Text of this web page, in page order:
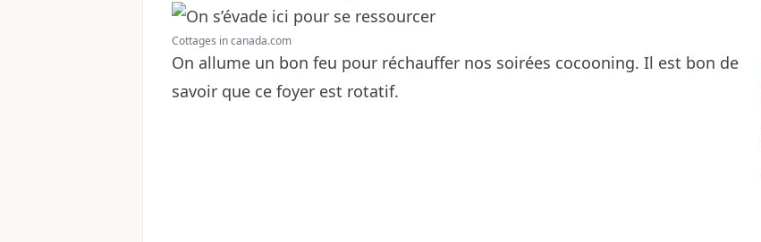
Cottages in canada.com
On allume un bon feu pour réchauffer nos soirées cocooning. Il est bon de
savoir que ce foyer est rotatif.